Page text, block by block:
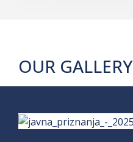
OUR GALLERY